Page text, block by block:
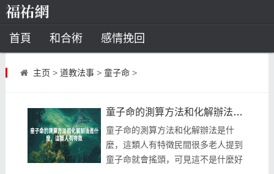
首頁 和合術 感情挽回
道教法事
風水 招財方法 化煞法事
星座
主页 > 道教法事> 童子命>
童子命的測算方法和化解辦法是什麼，這類人有特徵
童子命的測算方法和化解辦法是什
麼，這類人有特徵民間很多老人提到
童子命就會搖頭，可見這不是什麼好